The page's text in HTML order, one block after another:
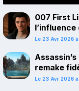
007 First
Le 23 Avr 2026 à
remake
juillet sur
Le 23 Avr 2026 à